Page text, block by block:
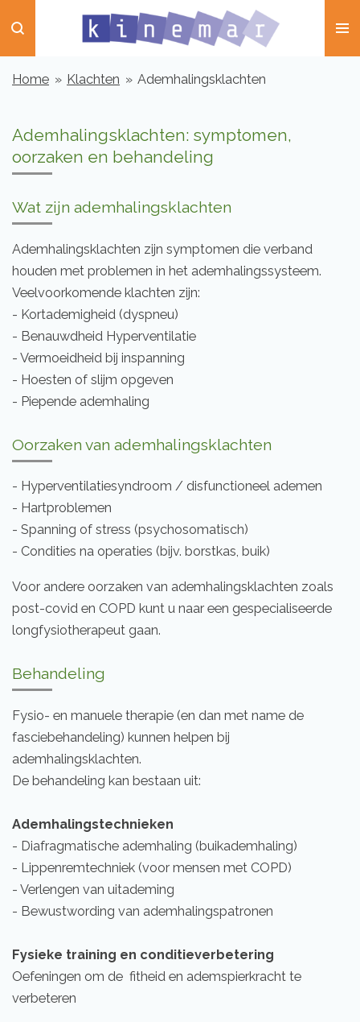
direct
naar
de
Home » Klachten » Ademhalingsklachten
Ademhalingsklachten: symptomen,
oorzaken en behandeling
Wat zijn ademhalingsklachten
Ademhalingsklachten zijn symptomen die verband
houden met problemen in het ademhalingssysteem.
Veelvoorkomende klachten zijn:
- Kortademigheid (dyspneu)
- Benauwdheid Hyperventilatie
- Vermoeidheid bij inspanning
- Hoesten of slijm opgeven
- Piepende ademhaling
Oorzaken van ademhalingsklachten
- Hyperventilatiesyndroom / disfunctioneel ademen
- Hartproblemen
- Spanning of stress (psychosomatisch)
- Condities na operaties (bijv. borstkas, buik)
Voor andere oorzaken van ademhalingsklachten zoals
post-covid en COPD kunt u naar een gespecialiseerde
longfysiotherapeut gaan.
Behandeling
Fysio- en manuele therapie (en dan met name de
fasciebehandeling) kunnen helpen bij
ademhalingsklachten.
De behandeling kan bestaan uit:
Ademhalingstechnieken
- Diafragmatische ademhaling (buikademhaling)
- Lippenremtechniek (voor mensen met COPD)
- Verlengen van uitademing
- Bewustwording van ademhalingspatronen
Fysieke training en conditieverbetering
Oefeningen om de fitheid en ademspierkracht te
verbeteren